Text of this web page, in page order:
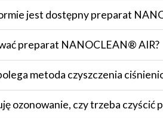
jest dostępny preparat
preparat NANOCLEAN® AIR?
metoda czyszczenia
ozonowanie, czy trzeba czyścić